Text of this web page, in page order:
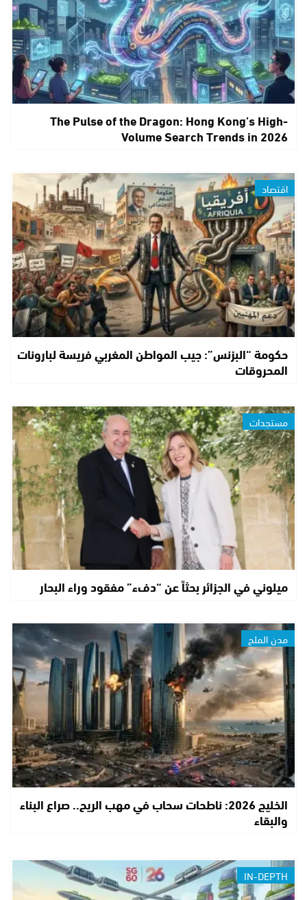
The Pulse of the Dragon: Hong Kong’s High-
Volume Search Trends in 2026
اقتصاد
حكومة “البزنس”: جيب المواطن المغربي فريسة لبارونات
المحروقات
مستجدات
ميلوني في الجزائر بحثاً عن “دفء” مفقود وراء البحار
مدن الملح
الخليج 2026: ناطحات سحاب في مهب الريح.. صراع البناء
والبقاء
IN-DEPTH